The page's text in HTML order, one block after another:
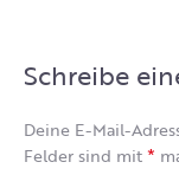
Schreibe
Deine E-Mail-
Felder sind mit*